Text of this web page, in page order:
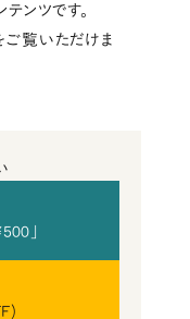
ンツです。
ご覧いただけま
」